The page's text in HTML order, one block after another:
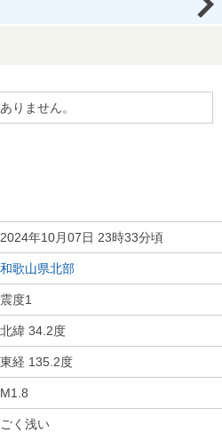
りません。
2024年10月07日 23時33分頃
和歌山県北部
震度1
北緯 34.2度
東経 135.2度
M1.8
ごく浅い